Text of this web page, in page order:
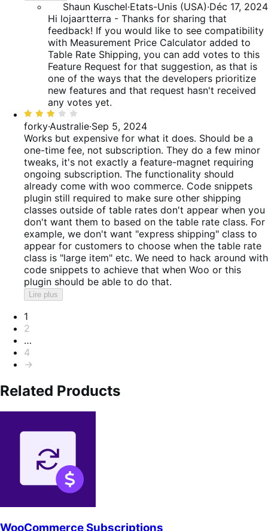
Shaun Kuschel·Etats-Unis (USA)·Déc 17, 2024
Hi lojaartterra - Thanks for sharing that
feedback! If you would like to see compatibility
with Measurement Price Calculator added to
Table Rate Shipping, you can add votes to this
Feature Request for that suggestion, as that is
one of the ways that the developers prioritize
new features and that request hasn't received
any votes yet.
Noté
3
sur
5
forky·Australie·Sep 5, 2024
Works but expensive for what it does. Should be a
one-time fee, not subscription. They do a few minor
tweaks, it's not exactly a feature-magnet requiring
ongoing subscription. The functionality should
already come with woo commerce. Code snippets
plugin still required to make sure other shipping
classes outside of table rates don't appear when you
don't want them to based on the table rate class. For
example, we don't want "express shipping" class to
appear for customers to choose when the table rate
class is "large item" etc. We need to hack around with
code snippets to achieve that when Woo or this
plugin should be able to do that.
Lire plus
Pagination
1
2
…
4
→
Related Products
WooCommerce Subscriptions